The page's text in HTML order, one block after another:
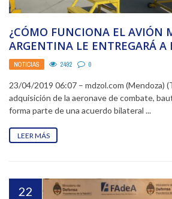
¿CÓMO FUNCIONA EL AVIÓN
ARGENTINA LE ENTREGARÁ A
NOTICIAS 2492 0
23/04/2019 06:07 – mdzol.com (Mendoza)
adquisición de la aeronave de combate,
forma parte de una acuerdo bilateral ...
LEER MÁS
22